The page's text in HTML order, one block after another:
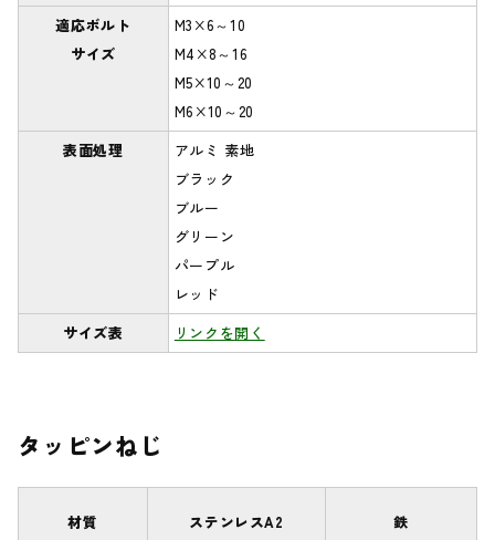
適応ボルト
サイズ
M3×6～10
M4×8～16
M5×10～20
M6×10～20
表面処理
アルミ 素地
ブラック
ブルー
グリーン
パープル
レッド
サイズ表
リンクを開く
タッピンねじ
材質 ステンレスA2 鉄